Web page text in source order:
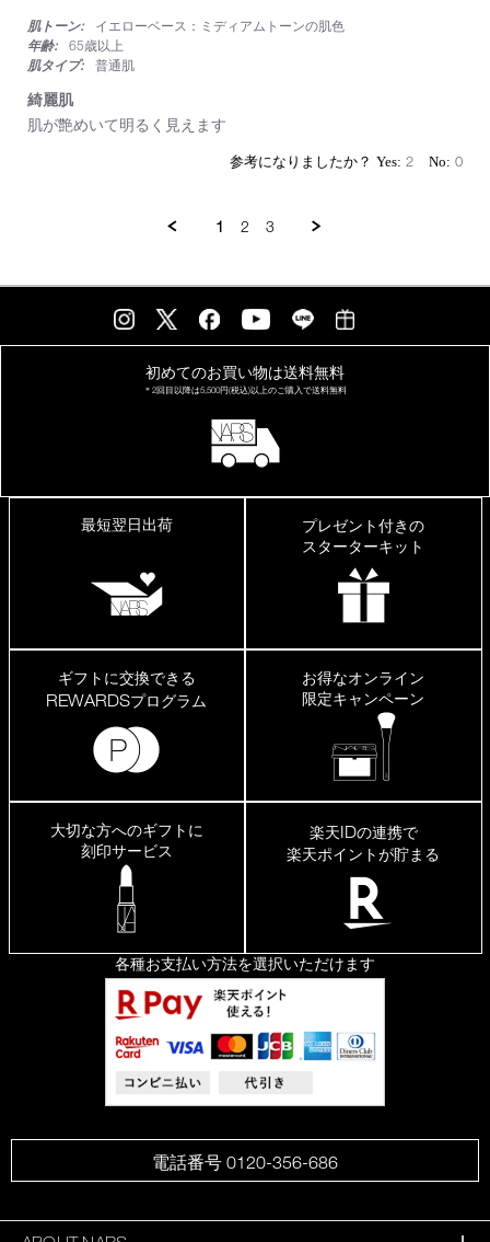
ュ
ー
rating
肌トーン:
イエローベース：ミディアムトーンの肌色
年齢:
65歳以上
肌タイプ:
普通肌
綺麗肌
Review
review
肌が艶めいて明るく見えます
2 0
1 2 3
初めてのお買い物は送料無料
＊2回目以降は5,500円(税込)以上の ご購入で送料無料
最短翌日出荷
プレゼント付きの
スターターキット
ギフトに交換できる
REWARDSプログラム
お得なオンライン
限定キャンペーン
大切な方へのギフトに
刻印サービス
楽天IDの連携で
楽天ポイントが貯まる
各種お支払い方法を選択いただけます
電話番号 0120-356-686